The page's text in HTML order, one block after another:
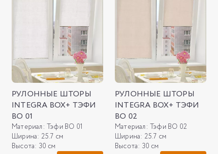
РУЛОННЫЕ ШТОРЫ
INTEGRA BOX+ ТЭФИ
ВО 01
Материал: Тэфи ВО 01
Ширина: 25.7 см
Высота: 30 см
РУЛОННЫЕ ШТОРЫ
INTEGRA BOX+ ТЭФИ
ВО 02
Материал: Тэфи ВО 02
Ширина: 25.7 см
Высота: 30 см